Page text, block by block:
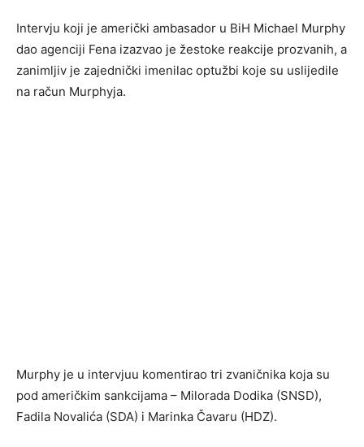
Intervju koji je američki ambasador u BiH Michael Murphy
dao agenciji Fena izazvao je žestoke reakcije prozvanih, a
zanimljiv je zajednički imenilac optužbi koje su uslijedile
na račun Murphyja.
Murphy je u intervjuu komentirao tri zvaničnika koja su
pod američkim sankcijama – Milorada Dodika (SNSD),
Fadila Novalića (SDA) i Marinka Čavaru (HDZ).